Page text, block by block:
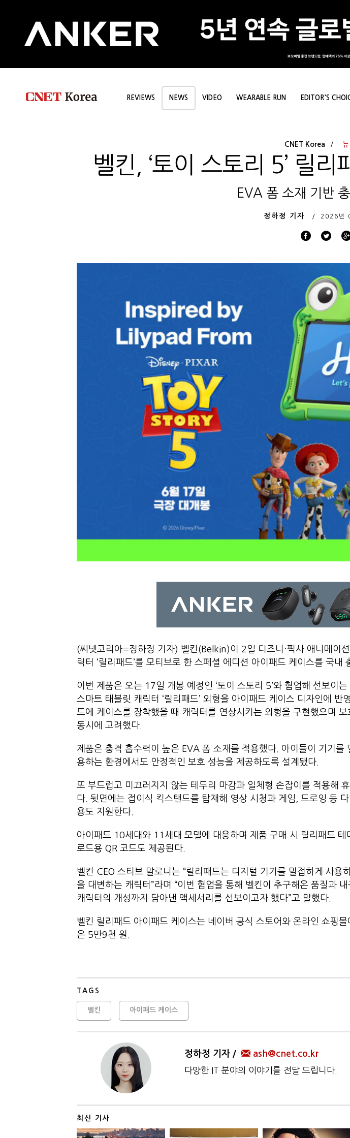
REVIEWS NEWS VIDEO WEARABLE RUN EDITOR'S
CNET Korea
벨킨, ‘토이 스토리 5’ 릴
EVA 폼 소재 기반
정하정 기자 2026년
(씨넷코리아=정하정 기자) 벨킨(Belkin)이 2일 디즈니·픽사 애니메이션
릭터 ‘릴리패드’를 모티브로 한 스페셜 에디션 아이패드 케이스를 국
이번 제품은 오는 17일 개봉 예정인 ‘토이 스토리 5’와 협업해 선보이
스마트 태블릿 캐릭터 ‘릴리패드’ 외형을 아이패드 케이스 디자인에 반
드에 케이스를 장착했을 때 캐릭터를 연상시키는 외형을 구현했으며
동시에 고려했다.
제품은 충격 흡수력이 높은 EVA 폼 소재를 적용했다. 아이들이 기기를
용하는 환경에서도 안정적인 보호 성능을 제공하도록 설계됐다.
또 부드럽고 미끄러지지 않는 테두리 마감과 일체형 손잡이를 적용해
다. 뒷면에는 접이식 킥스탠드를 탑재해 영상 시청과 게임, 드로잉 등
용도 지원한다.
아이패드 10세대와 11세대 모델에 대응하며 제품 구매 시 릴리패드 테
로드용 QR 코드도 제공된다.
벨킨 CEO 스티브 말로니는 “릴리패드는 디지털 기기를 밀접하게 사용
을 대변하는 캐릭터”라며 “이번 협업을 통해 벨킨이 추구해온 품질과
캐릭터의 개성까지 담아낸 액세서리를 선보이고자 했다”고 말했다.
벨킨 릴리패드 아이패드 케이스는 네이버 공식 스토어와 온라인 쇼핑
은 5만9천 원.
TAGS
벨킨 아이패드 케이스
정하정 기자 ash@cnet.co.kr
다양한 IT 분야의 이야기를 전달 드립니다.
최신 기사